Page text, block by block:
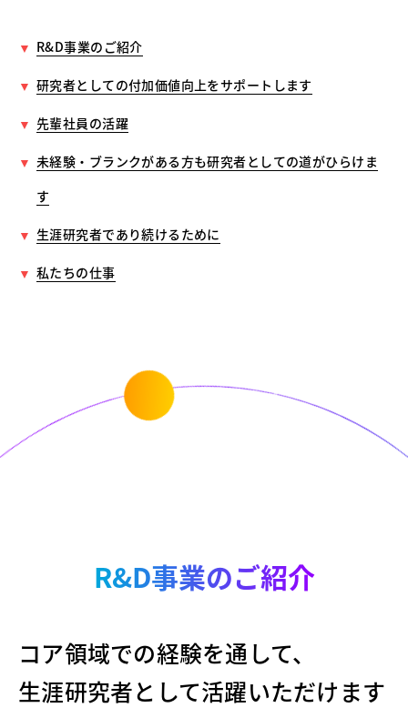
R&D事業のご紹介
研究者としての付加価値向上をサポートします
先輩社員の活躍
未経験・ブランクがある方も研究者としての道がひらけま
す
生涯研究者であり続けるために
私たちの仕事
R&D事業のご紹介
コア領域での経験を通して、
生涯研究者として活躍いただけます